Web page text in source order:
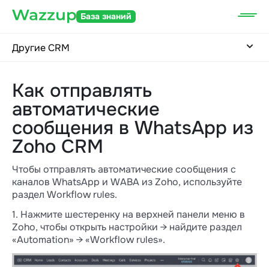
База знаний
Другие CRM
Как отправлять
автоматические
сообщения в WhatsApp из
Zoho CRM
Чтобы отправлять автоматические сообщения с
каналов WhatsApp и WABA из Zoho, используйте
раздел Workflow rules.
1. Нажмите шестеренку на верхней панели меню в
Zoho, чтобы открыть настройки → найдите раздел
«Automation» → «Workflow rules».